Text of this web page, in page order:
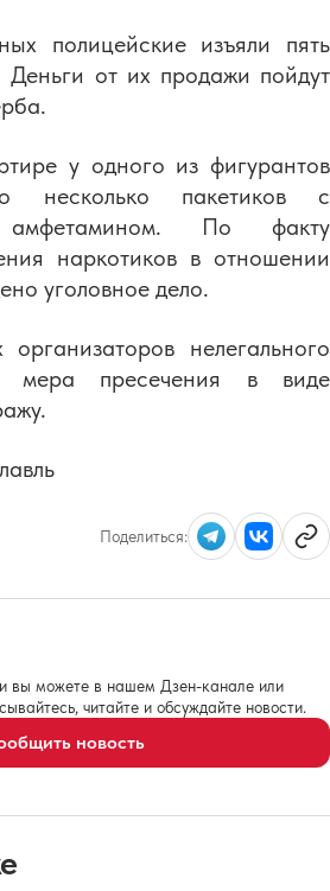
полицейские изъяли пять
от их продажи пойдут
у одного из фигурантов
несколько пакетиков с
По факту
наркотиков в отношении
уголовное дело.
нелегального
мера пресечения в виде
Поделиться:
вы можете в нашем Дзен-канале или
читайте и обсуждайте новости.
новость